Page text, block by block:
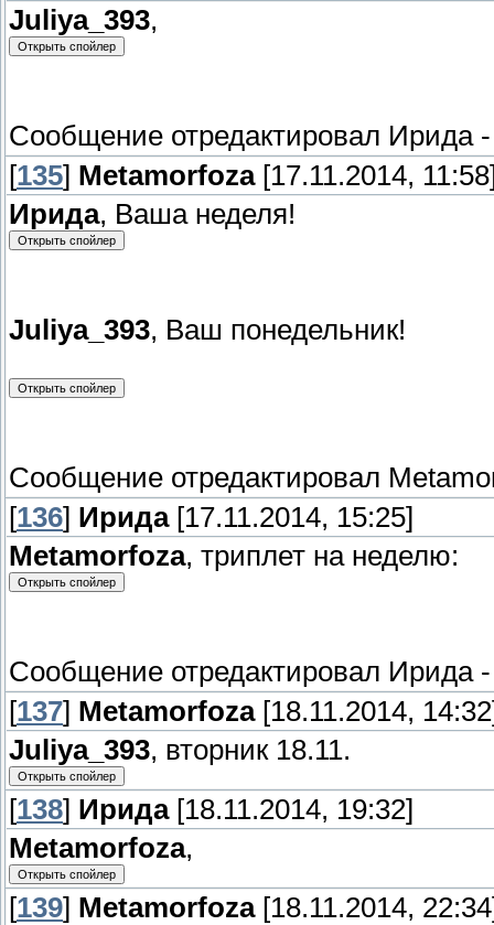
Juliya_393,
Сообщение отредактировал Ирида
[135] Metamorfoza[17.11.2014,
Ирида, Ваша неделя!
Juliya_393, Ваш понедельник!
Сообщение отредактировал
[136] Ирида[17.11.2014, 15:25]
Metamorfoza, триплет на неделю:
Сообщение отредактировал Ирида
[137] Metamorfoza[18.11.2014,
Juliya_393, вторник 18.11.
[138] Ирида[18.11.2014, 19:32]
Metamorfoza,
[139] Metamorfoza[18.11.2014,